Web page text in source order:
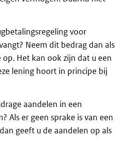
voor
Neem dit bedrag dan als
Het kan ook zijn dat u een
lening hoort in principe bij
aandelen in een
Als er geen sprake is van een
geeft u de aandelen op als